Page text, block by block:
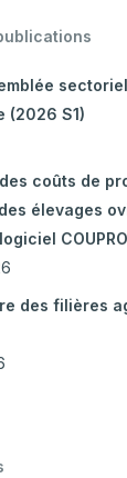
(2026 S1)
coûts de
élevages
des filières